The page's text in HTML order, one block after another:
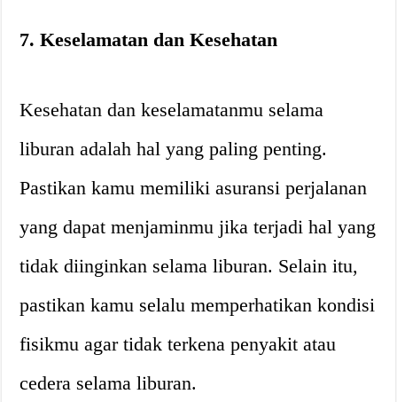
7. Keselamatan dan Kesehatan
Kesehatan dan keselamatanmu selama
liburan adalah hal yang paling penting.
Pastikan kamu memiliki asuransi perjalanan
yang dapat menjaminmu jika terjadi hal yang
tidak diinginkan selama liburan. Selain itu,
pastikan kamu selalu memperhatikan kondisi
fisikmu agar tidak terkena penyakit atau
cedera selama liburan.